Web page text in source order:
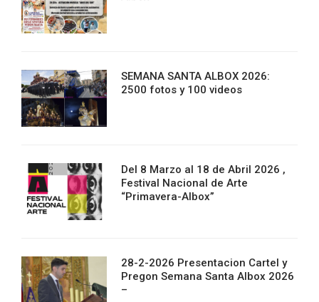
SEMANA SANTA ALBOX 2026:
2500 fotos y 100 videos
Del 8 Marzo al 18 de Abril 2026 ,
Festival Nacional de Arte
“Primavera-Albox”
28-2-2026 Presentacion Cartel y
Pregon Semana Santa Albox 2026
–